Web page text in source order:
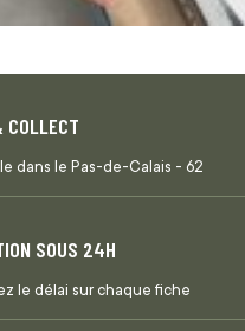
COLLECT
dans le Pas-de-Calais - 62
SOUS 24H
le délai sur chaque fiche